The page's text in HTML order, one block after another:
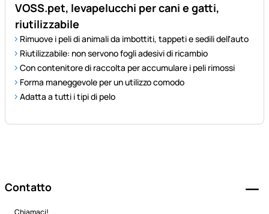
VOSS.pet, levapelucchi per cani e gatti,
riutilizzabile
Rimuove i peli di animali da imbottiti, tappeti e sedili dell'auto
Riutilizzabile: non servono fogli adesivi di ricambio
Con contenitore di raccolta per accumulare i peli rimossi
Forma maneggevole per un utilizzo comodo
Adatta a tutti i tipi di pelo
Contatto